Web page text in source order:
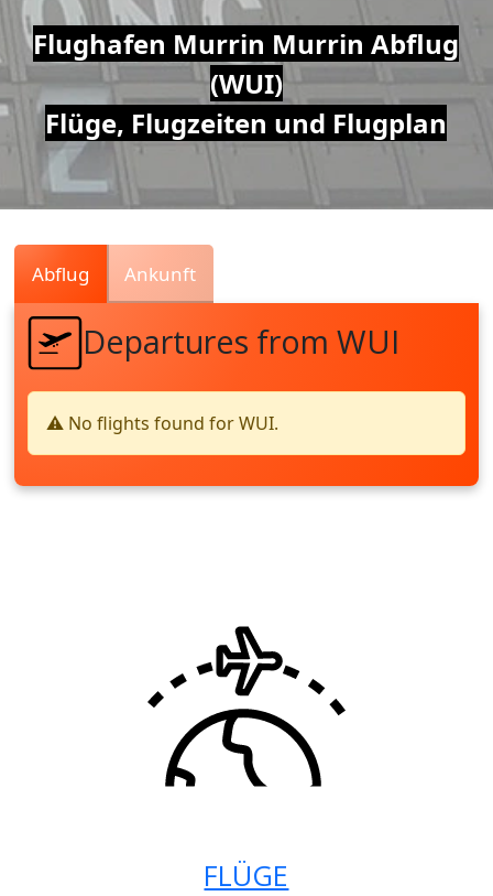
Air
Traffic
Live
Flughafen Murrin Murrin Abflug
(WUI)
Flüge, Flugzeiten und Flugplan
Abflug Ankunft
Departures from WUI
⚠️ No flights found for WUI.
FLÜGE